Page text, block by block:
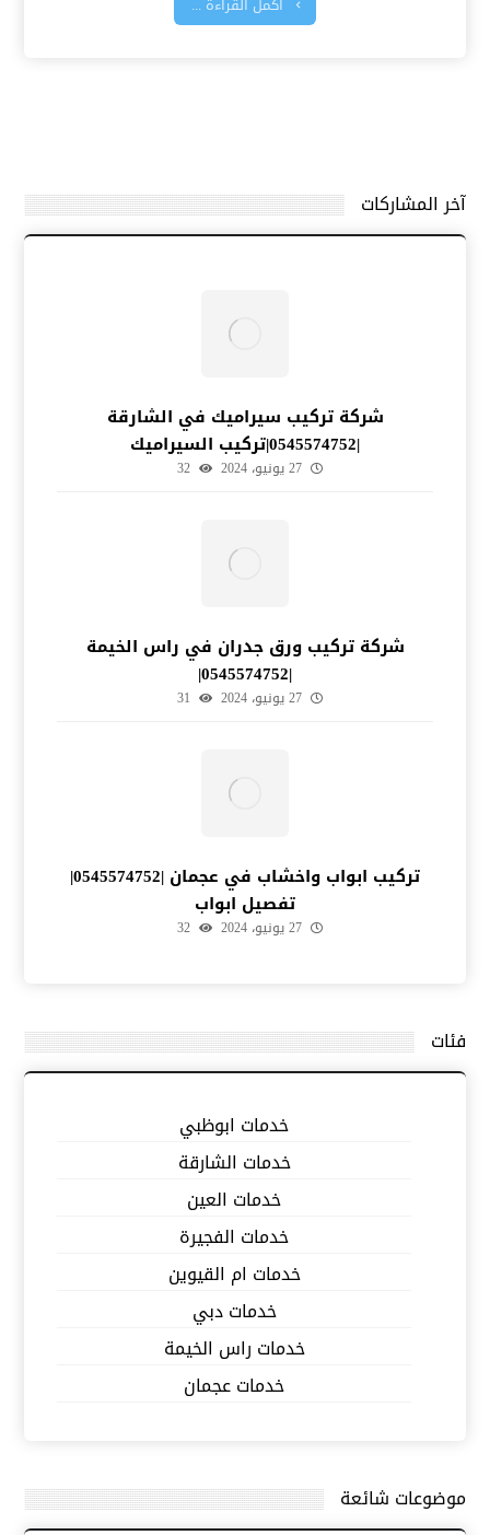
آخر المشاركات
شركة تركيب سيراميك في الشارقة
|0545574752|تركيب السيراميك
27 يونيو، 2024 32
شركة تركيب ورق جدران في راس الخيمة
|0545574752|
27 يونيو، 2024 31
تركيب ابواب واخشاب في عجمان |0545574752|
تفصيل ابواب
27 يونيو، 2024 32
فئات
خدمات ابوظبي
خدمات الشارقة
خدمات العين
خدمات الفجيرة
خدمات ام القيوين
خدمات دبي
خدمات راس الخيمة
خدمات عجمان
موضوعات شائعة